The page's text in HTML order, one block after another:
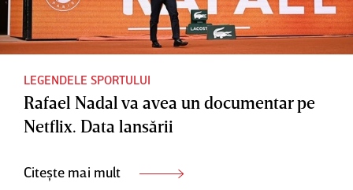
LEGENDELE SPORTULUI
Rafael Nadal va avea un documentar pe
Netflix. Data lansării
Citește mai mult